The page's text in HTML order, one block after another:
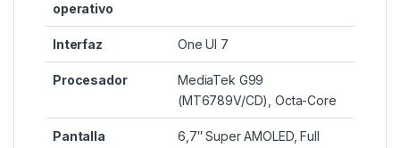
operativo
Interfaz One UI 7
Procesador
MediaTek G99
(MT6789V/CD), Octa-Core
Pantalla
6,7″ Super AMOLED, Full